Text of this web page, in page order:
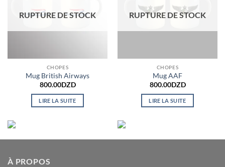
RUPTURE DE STOCK
CHOPES
Mug British Airways
800.00DZD
LIRE LA SUITE
RUPTURE DE STOCK
CHOPES
Mug AAF
800.00DZD
LIRE LA SUITE
À PROPOS